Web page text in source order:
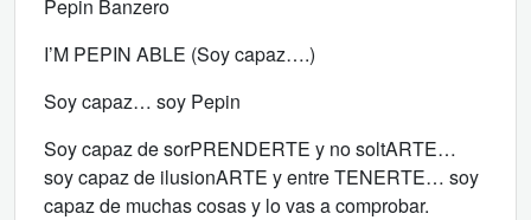
Pepin Banzero
I’M PEPIN ABLE (Soy capaz….)
Soy capaz… soy Pepin
Soy capaz de sorPRENDERTE y no soltARTE…
soy capaz de ilusionARTE y entre TENERTE… soy
capaz de muchas cosas y lo vas a comprobar.